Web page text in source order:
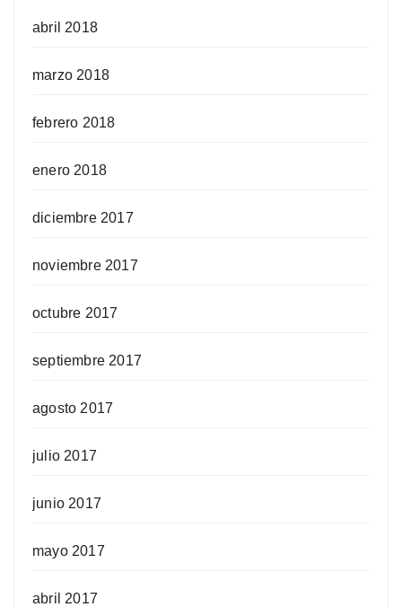
abril 2018
marzo 2018
febrero 2018
enero 2018
diciembre 2017
noviembre 2017
octubre 2017
septiembre 2017
agosto 2017
julio 2017
junio 2017
mayo 2017
abril 2017